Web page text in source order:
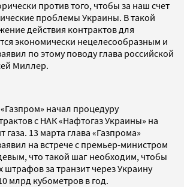
против того, чтобы за наш счет
проблемы Украины. В такой
действия контрактов для
экономически нецелесообразным и
по этому поводу глава российской
Миллер.
начал процедуру
с НАК «Нафтогаз Украины» на
газа. 13 марта глава «Газпрома»
на встрече с премьер-министром
что такой шаг необходим, чтобы
штрафов за транзит через Украину
млрд кубометров в год.